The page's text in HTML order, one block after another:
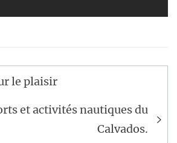
le plaisir
et activités nautiques du
Calvados.